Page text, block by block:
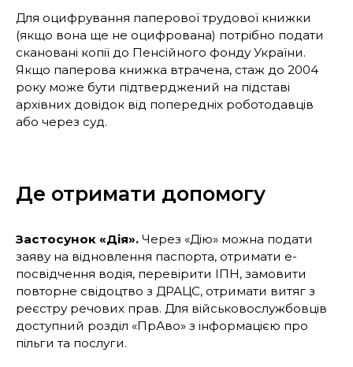
Для оцифрування паперової трудової книжки
(якщо вона ще не оцифрована) потрібно подати
скановані копії до Пенсійного фонду України.
Якщо паперова книжка втрачена, стаж до 2004
року може бути підтверджений на підставі
архівних довідок від попередніх роботодавців
або через суд.
Де отримати допомогу
Застосунок «Дія». Через «Дію» можна подати
заяву на відновлення паспорта, отримати е-
посвідчення водія, перевірити ІПН, замовити
повторне свідоцтво з ДРАЦС, отримати витяг з
реєстру речових прав. Для військовослужбовців
доступний розділ «ПрАво» з інформацією про
пільги та послуги.